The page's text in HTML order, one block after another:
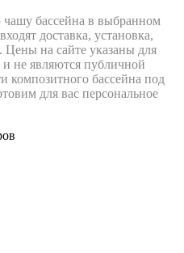
бассейна в выбранном
доставка, установка,
Цены на сайте указаны для
не являются публичной
композитного бассейна под
для вас персональное